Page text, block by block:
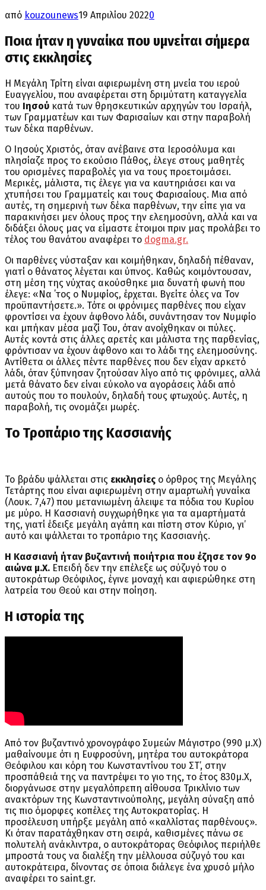
από kouzounews19 Απριλίου 20220
Ποια ήταν η γυναίκα που υμνείται σήμερα
στις εκκλησίες
Η Μεγάλη Τρίτη είναι αφιερωμένη στη μνεία του ιερού
Ευαγγελίου, που αναφέρεται στη δριμύτατη καταγγελία
του Ιησού κατά των θρησκευτικών αρχηγών του Ισραήλ,
των Γραμματέων και των Φαρισαίων και στην παραβολή
των δέκα παρθένων.
Ο Ιησούς Χριστός, όταν ανέβαινε στα Ιεροσόλυμα και
πλησίαζε προς το εκούσιο Πάθος, έλεγε στους μαθητές
του ορισμένες παραβολές για να τους προετοιμάσει.
Μερικές, μάλιστα, τις έλεγε για να καυτηριάσει και να
χτυπήσει του Γραμματείς και τους Φαρισαίους. Μια από
αυτές, τη σημερινή των δέκα παρθένων, την είπε για να
παρακινήσει μεν όλους προς την ελεημοσύνη, αλλά και να
διδάξει όλους μας να είμαστε έτοιμοι πριν μας προλάβει το
τέλος του θανάτου αναφέρει το dogma.gr.
Oι παρθένες νύσταξαν και κοιμήθηκαν, δηλαδή πέθαναν,
γιατί ο θάνατος λέγεται και ύπνος. Καθώς κοιμόντουσαν,
στη μέση της νύχτας ακούσθηκε μια δυνατή φωνή που
έλεγε: «Να ΄τος ο Νυμφίος, έρχεται. Βγείτε όλες να Τον
προϋπαντήσετε.». Τότε οι φρόνιμες παρθένες που είχαν
φροντίσει να έχουν άφθονο λάδι, συνάντησαν τον Νυμφίο
και μπήκαν μέσα μαζί Του, όταν ανοίχθηκαν οι πύλες.
Αυτές κοντά στις άλλες αρετές και μάλιστα της παρθενίας,
φρόντισαν να έχουν άφθονο και το λάδι της ελεημοσύνης.
Αντίθετα οι άλλες πέντε παρθένες που δεν είχαν αρκετό
λάδι, όταν ξύπνησαν ζητούσαν λίγο από τις φρόνιμες, αλλά
μετά θάνατο δεν είναι εύκολο να αγοράσεις λάδι από
αυτούς που το πουλούν, δηλαδή τους φτωχούς. Αυτές, η
παραβολή, τις ονομάζει μωρές.
Το Τροπάριο της Κασσιανής
Το βράδυ ψάλλεται στις εκκλησίες ο όρθρος της Μεγάλης
Τετάρτης που είναι αφιερωμένη στην αμαρτωλή γυναίκα
(Λουκ. 7,47) που μετανιωμένη άλειψε τα πόδια του Κυρίου
με μύρο. Η Κασσιανή συγχωρήθηκε για τα αμαρτήματά
της, γιατί έδειξε μεγάλη αγάπη και πίστη στον Κύριο, γι’
αυτό και ψάλλεται το τροπάριο της Κασσιανής.
Η Κασσιανή ήταν βυζαντινή ποιήτρια που έζησε τον 9ο
αιώνα μ.Χ. Επειδή δεν την επέλεξε ως σύζυγό του ο
αυτοκράτωρ Θεόφιλος, έγινε μοναχή και αφιερώθηκε στη
λατρεία του Θεού και στην ποίηση.
Η ιστορία της
Από τον βυζαντινό χρονογράφο Συμεών Μάγιστρο (990 μ.Χ)
μαθαίνουμε ότι η Ευφροσύνη, μητέρα του αυτοκράτορα
Θεόφιλου και κόρη του Κωνσταντίνου του ΣΤ’, στην
προσπάθειά της να παντρέψει το γιο της, το έτος 830μ.Χ,
διοργάνωσε στην μεγαλόπρεπη αίθουσα Τρικλίνιο των
ανακτόρων της Κωνσταντινούπολης, μεγάλη σύναξη από
τις πιο όμορφες κοπέλες της Αυτοκρατορίας. Η
προσέλευση υπήρξε μεγάλη από «καλλίστας παρθένους».
Κι όταν παρατάχθηκαν στη σειρά, καθισμένες πάνω σε
πολυτελή ανάκλιντρα, ο αυτοκράτορας Θεόφιλος περιήλθε
μπροστά τους να διαλέξη την μέλλουσα σύζυγό του και
αυτοκράτειρα, δίνοντας σε όποια διάλεγε ένα χρυσό μήλο
αναφέρει το saint.gr.